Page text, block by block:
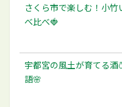
さくら市で楽しむ！小
べ比べ🍓
宇都宮の風土が育てる
語🌸